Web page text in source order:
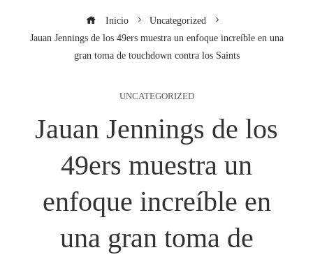
Inicio
Uncategorized
Jauan Jennings de los 49ers muestra un enfoque increíble en una
gran toma de touchdown contra los Saints
UNCATEGORIZED
Jauan Jennings de los
49ers muestra un
enfoque increíble en
una gran toma de